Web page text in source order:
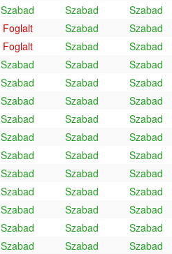
Szabad Szabad
Szabad
Foglalt Szabad
Szabad
Foglalt Szabad
Szabad
Szabad Szabad
Szabad
Szabad Szabad
Szabad
Szabad Szabad
Szabad
Szabad Szabad
Szabad
Szabad Szabad
Szabad
Szabad Szabad
Szabad
Szabad Szabad
Szabad
Szabad Szabad
Szabad
Szabad Szabad
Szabad
Szabad Szabad
Szabad
Szabad Szabad
Szabad